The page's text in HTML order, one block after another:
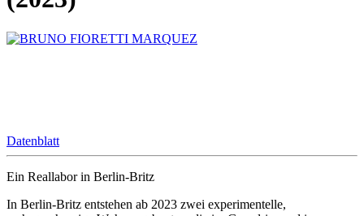
Datenblatt
Ein Reallabor in Berlin-Britz
In Berlin-Britz entstehen ab 2023 zwei experimentelle,